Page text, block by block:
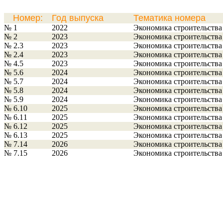
Номер: Год выпуска Тематика номера
№ 1 2022
Экономика
№ 2
2023
Экономика
№ 2.3
2023
Экономика
№ 2.4
2023
Экономика
№ 4.5
2023
Экономика
№ 5.6
2024
Экономика
№ 5.7
2024
Экономика
№ 5.8
2024
Экономика
№ 5.9
2024
Экономика
№ 6.10
2025
Экономика
№ 6.11
2025
Экономика
№ 6.12
2025
Экономика
№ 6.13
2025
Экономика
№ 7.14
2026
Экономика
№ 7.15
2026 Экономика